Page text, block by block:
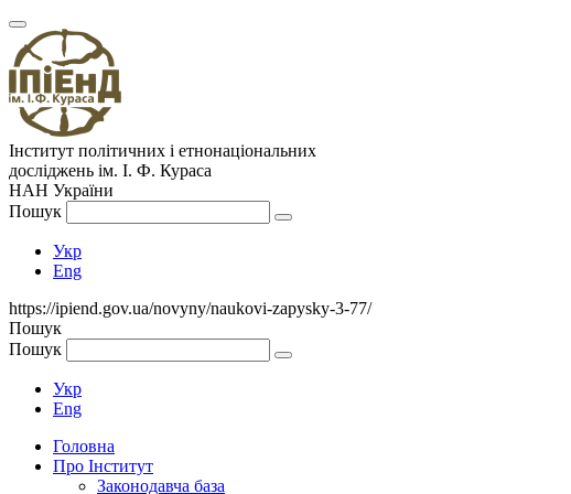
Інститут політичних і етнонаціональних
досліджень ім. І. Ф. Кураса
НАН України
Пошук
Укр
Eng
https://ipiend.gov.ua/novyny/naukovi-zapysky-3-77/
Пошук
Пошук
Укр
Eng
Головна
Про Інститут
Законодавча база